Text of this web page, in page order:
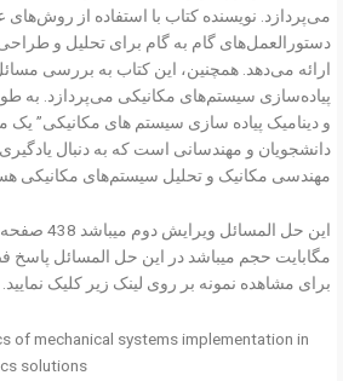
می‌پردازد. نویسنده کتاب با استفاده از
دستورالعمل‌های گام به گام برای تحلیل و
ارائه می‌دهد. همچنین، این کتاب به بررسی
پیاده‌سازی سیستم‌های مکانیکی می‌پردازد. به
و دینامیک پیاده سازی سیستم های مکانیکی” یک
دانشجویان و مهندسانی است که به دنبال
مهندسی مکانیک و تحلیل سیستم‌های مکانیکی
مگابایت حجم میباشد در این حل المسائل
برای مشاهده نمونه بر روی لینک زیر کلیک نمایید.
of mechanical systems implementation in
solutions